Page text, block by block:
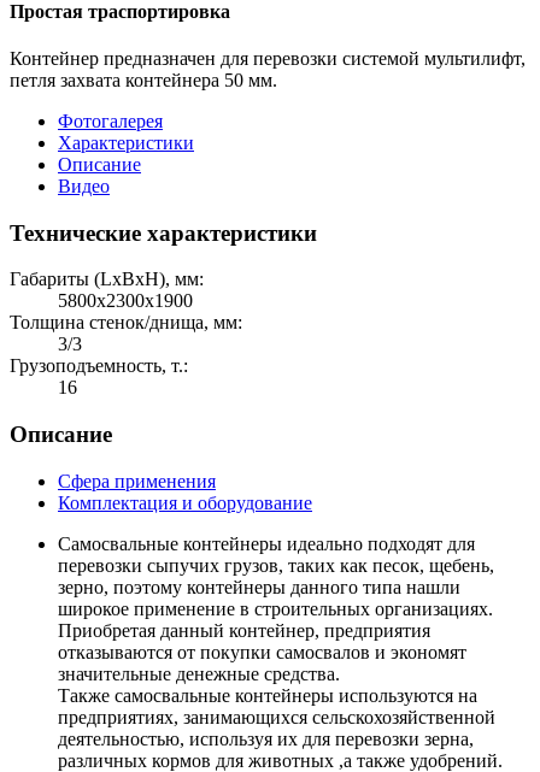
Простая траспортировка
Контейнер предназначен для перевозки системой мультилифт,
петля захвата контейнера 50 мм.
Фотогалерея
Характеристики
Описание
Видео
Технические характеристики
Габариты (LхBхH), мм:
5800х2300х1900
Толщина стенок/днища, мм:
3/3
Грузоподъемность, т.:
16
Описание
Сфера применения
Комплектация и оборудование
Самосвальные контейнеры идеально подходят для
перевозки сыпучих грузов, таких как песок, щебень,
зерно, поэтому контейнеры данного типа нашли
широкое применение в строительных организациях.
Приобретая данный контейнер, предприятия
отказываются от покупки самосвалов и экономят
значительные денежные средства.
Также самосвальные контейнеры используются на
предприятиях, занимающихся сельскохозяйственной
деятельностью, используя их для перевозки зерна,
различных кормов для животных ,а также удобрений.